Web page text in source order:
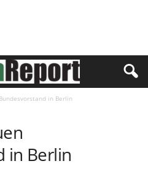
in Berlin
in Berlin